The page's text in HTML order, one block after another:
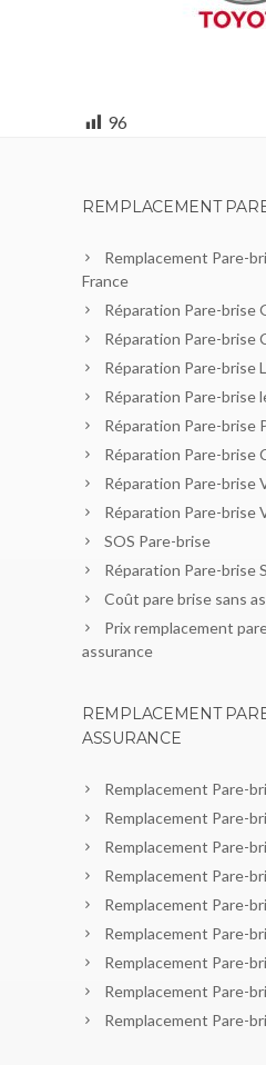
96
REMPLACEMENT
Remplacement Pare-
France
Réparation Pare-brise
Réparation Pare-brise
Réparation Pare-brise
Réparation Pare-brise
Réparation Pare-brise
Réparation Pare-brise
Réparation Pare-brise
Réparation Pare-brise
SOS Pare-brise
Réparation Pare-brise
Coût pare brise sans
Prix remplacement
assurance
REMPLACEMENT
ASSURANCE
Remplacement Pare-
Remplacement Pare-
Remplacement Pare-
Remplacement Pare-
Remplacement Pare-
Remplacement Pare-
Remplacement Pare-
Remplacement Pare-
Remplacement Pare-